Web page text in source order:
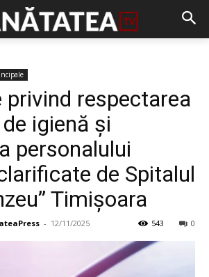
privind respectarea
igienă și
personalului
de Spitalul
Timișoara
- 12/11/2025 0
543